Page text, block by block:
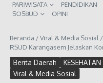
PARIWISATA
PENDIDIKAN
SOSBUD
OPINI
Beranda /Viral & Media Sosial /
RSUD Karangasem Jelaskan
Berita Daerah KESEHATAN
Viral & Media Sosial